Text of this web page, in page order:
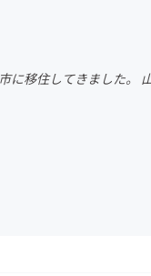
ファッション
に移住してきました。